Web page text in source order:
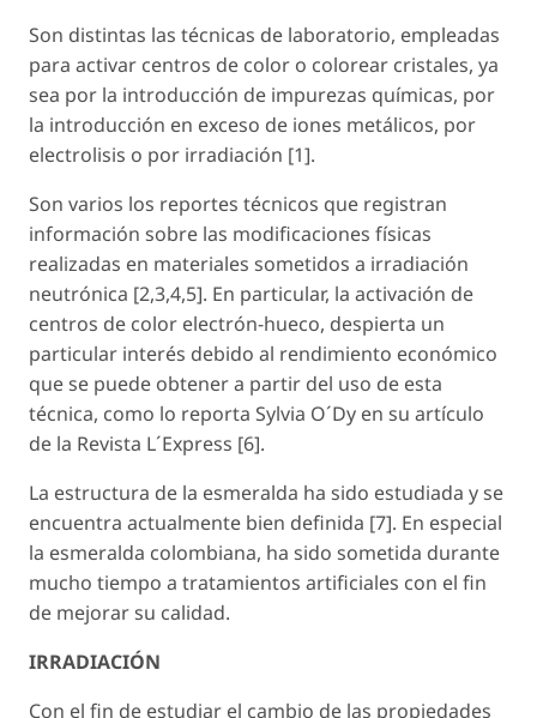
Son distintas las técnicas de laboratorio, empleadas
para activar centros de color o colorear cristales, ya
sea por la introducción de impurezas químicas, por
la introducción en exceso de iones metálicos, por
electrolisis o por irradiación [1].
Son varios los reportes técnicos que registran
información sobre las modificaciones físicas
realizadas en materiales sometidos a irradiación
neutrónica [2,3,4,5]. En particular, la activación de
centros de color electrón-hueco, despierta un
particular interés debido al rendimiento económico
que se puede obtener a partir del uso de esta
técnica, como lo reporta Sylvia O´Dy en su artículo
de la Revista L´Express [6].
La estructura de la esmeralda ha sido estudiada y se
encuentra actualmente bien definida [7]. En especial
la esmeralda colombiana, ha sido sometida durante
mucho tiempo a tratamientos artificiales con el fin
de mejorar su calidad.
IRRADIACIÓN
Con el fin de estudiar el cambio de las propiedades